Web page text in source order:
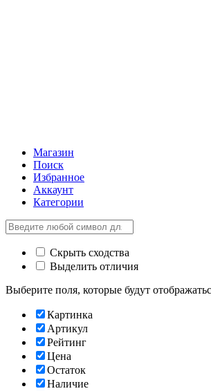
Магазин
Поиск
Избранное
Аккаунт
Категории
Скрыть сходства
Выделить отличия
Выберите поля, которые будут
Картинка
Артикул
Рейтинг
Цена
Остаток
Наличие